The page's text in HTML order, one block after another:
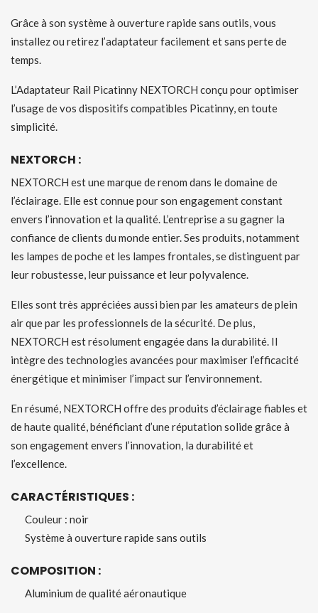
Grâce à son système à ouverture rapide sans outils, vous
installez ou retirez l’adaptateur facilement et sans perte de
temps.
L’Adaptateur Rail Picatinny NEXTORCH conçu pour optimiser
l’usage de vos dispositifs compatibles Picatinny, en toute
simplicité.
NEXTORCH :
NEXTORCH est une marque de renom dans le domaine de
l’éclairage. Elle est connue pour son engagement constant
envers l’innovation et la qualité. L’entreprise a su gagner la
confiance de clients du monde entier. Ses produits, notamment
les lampes de poche et les lampes frontales, se distinguent par
leur robustesse, leur puissance et leur polyvalence.
Elles sont très appréciées aussi bien par les amateurs de plein
air que par les professionnels de la sécurité. De plus,
NEXTORCH est résolument engagée dans la durabilité. Il
intègre des technologies avancées pour maximiser l’efficacité
énergétique et minimiser l’impact sur l’environnement.
En résumé, NEXTORCH offre des produits d’éclairage fiables et
de haute qualité, bénéficiant d’une réputation solide grâce à
son engagement envers l’innovation, la durabilité et
l’excellence.
CARACTÉRISTIQUES :
Couleur : noir
Système à ouverture rapide sans outils
COMPOSITION :
Aluminium de qualité aéronautique